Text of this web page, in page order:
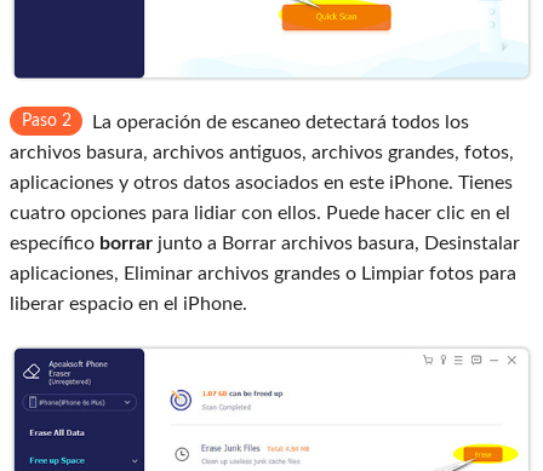
Paso 2
La operación de escaneo detectará todos los
archivos basura, archivos antiguos, archivos grandes, fotos,
aplicaciones y otros datos asociados en este iPhone. Tienes
cuatro opciones para lidiar con ellos. Puede hacer clic en el
específico borrar junto a Borrar archivos basura, Desinstalar
aplicaciones, Eliminar archivos grandes o Limpiar fotos para
liberar espacio en el iPhone.